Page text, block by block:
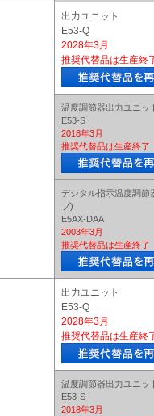
出力ユニット
E53-Q
2028年3月
推奨代替品は生産終
温度調節器出力ユニッ
E53-S
2018年3月
推奨代替品は生産終了
デジタル指示温度調節
プ)
E5AX-DAA
2003年3月
推奨代替品は生産終了
出力ユニット
E53-Q
2028年3月
推奨代替品は生産終
温度調節器出力ユニッ
E53-S
2018年3月